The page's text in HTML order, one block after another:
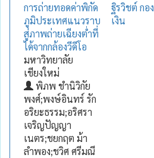
การถ่ายทอดค่าพิกัด
ภูมิประเทศแนวราบ
สู่ภาพถ่ายเฉียงต่ำที่
ได้จากกล้องวีดีโอ
มหาวิทยาลัย
เชียงใหม่
พิภพ ชำนิวิกัย
พงศ์;พงษ์อินทร์ รัก
อริยะธรรม;อริศรา
เจริญปัญญา
เนตร;ชยกฤต ม้า
ลำพอง;ชวิศ ศรีมณี
ฐิรวิชต์ กอง
เงิน